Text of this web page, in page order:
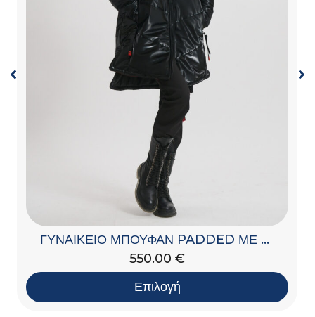
ΓΥΝΑΙΚΕΙΟ ΜΠΟΥΦΑΝ PADDED ΜΕ ΚΟΥΚΟΥΛΑ
550.00€
Επιλογή